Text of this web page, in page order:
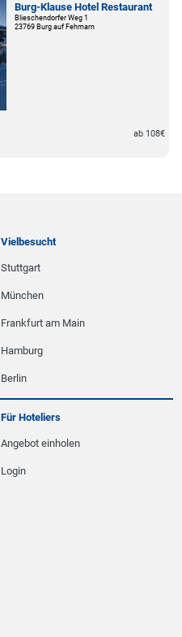
Burg-Klause Hotel Restaurant
Blieschendorfer Weg 1
23769 Burg auf Fehmarn
ab 108€
Vielbesucht
Stuttgart
München
Frankfurt am Main
Hamburg
Berlin
Für Hoteliers
Angebot einholen
Login